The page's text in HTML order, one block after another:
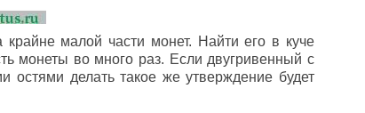
малой части монет. Найти его в куче
монеты во много раз. Если двугривенный с
остями делать такое же утверждение будет